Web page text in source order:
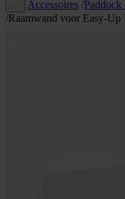
Accessoires /Paddock
/Raamwand voor Easy-